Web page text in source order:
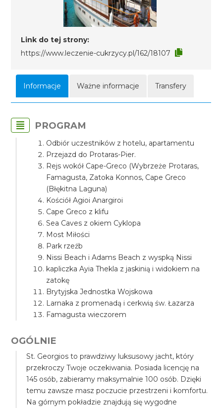
Link do tej strony:
https://www.leczenie-cukrzycy.pl/162/18107
Informacje Ważne informacje Transfery
PROGRAM
Odbiór uczestników z hotelu, apartamentu
Przejazd do Protaras-Pier.
Rejs wokół Cape-Greco (Wybrzeże Protaras,
Famagusta, Zatoka Konnos, Cape Greco
(Błękitna Laguna)
Kościół Agioi Anargiroi
Cape Greco z klifu
Sea Caves z okiem Cyklopa
Most Miłości
Park rzeźb
Nissi Beach i Adams Beach z wyspką Nissi
kapliczka Ayia Thekla z jaskinią i widokiem na
zatokę
Brytyjska Jednostka Wojskowa
Larnaka z promenadą i cerkwią św. Łazarza
Famagusta wieczorem
OGÓLNIE
St. Georgios to prawdziwy luksusowy jacht, który
przekroczy Twoje oczekiwania. Posiada licencję na
145 osób, zabieramy maksymalnie 100 osób. Dzięki
temu zawsze masz poczucie przestrzeni i komfortu.
Na górnym pokładzie znajdują się wygodne